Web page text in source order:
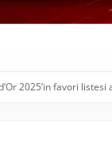
2025’in favori listesi